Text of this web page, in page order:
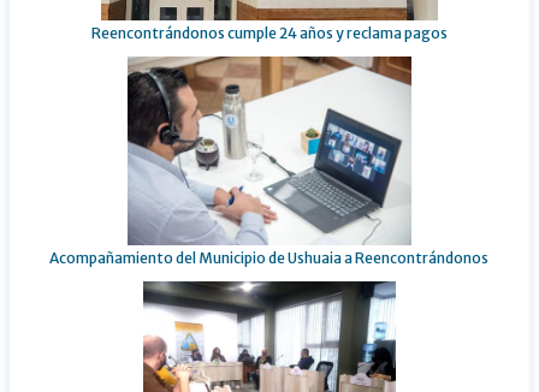
Reencontrándonos cumple 24 años y reclama pagos
Acompañamiento del Municipio de Ushuaia a Reencontrándonos